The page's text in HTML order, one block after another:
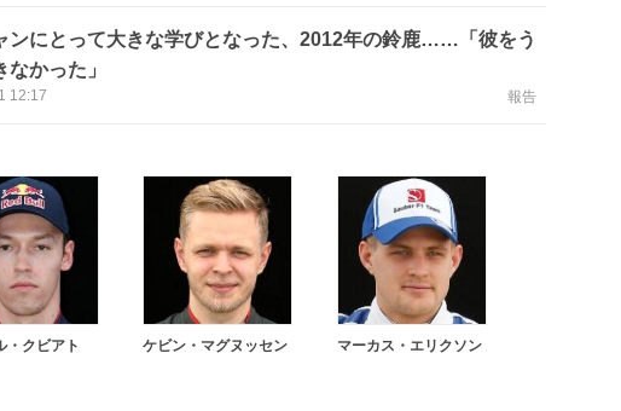
ンにとって大きな学びとなった、2012年の鈴鹿……「彼をう
かった」
12:17 報告
・クビアト ケビン・マグヌッセン マーカス・エリクソン